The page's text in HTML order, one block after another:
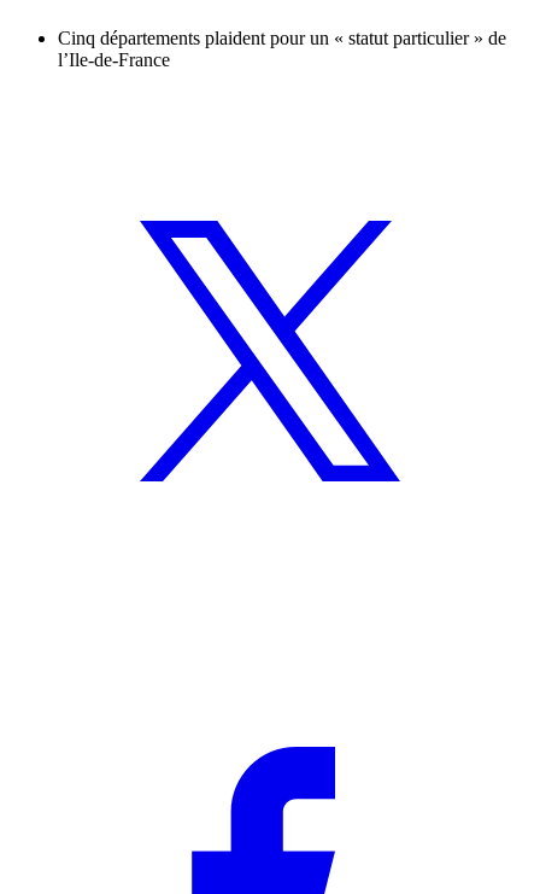
Cinq départements plaident pour un « statut particulier » de
l’Ile-de-France